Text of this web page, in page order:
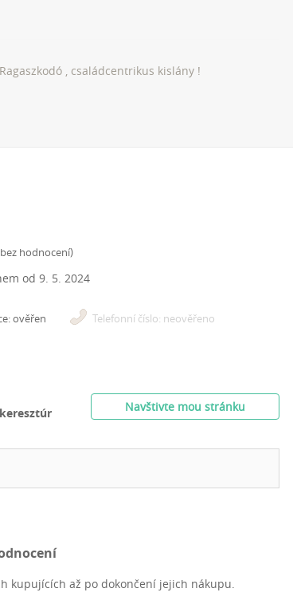
, családcentrikus kislány !
hodnocení)
od 9. 5. 2024
ověřen Telefonní číslo: neověřeno
Navštivte mou stránku
kupujících až po dokončení jejich nákupu.